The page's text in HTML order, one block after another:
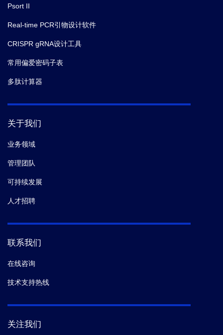
Psort II
Real-time PCR引物设计软件
CRISPR gRNA设计工具
常用偏爱密码子表
多肽计算器
关于我们
业务领域
管理团队
可持续发展
人才招聘
联系我们
在线咨询
技术支持热线
关注我们